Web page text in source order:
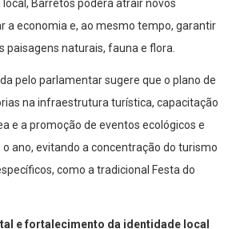
economia e, ao mesmo tempo, garantir
paisagens naturais, fauna e flora.
na infraestrutura turística, capacitação
e a promoção de eventos ecológicos e
ano, evitando a concentração do turismo
como a tradicional Festa do